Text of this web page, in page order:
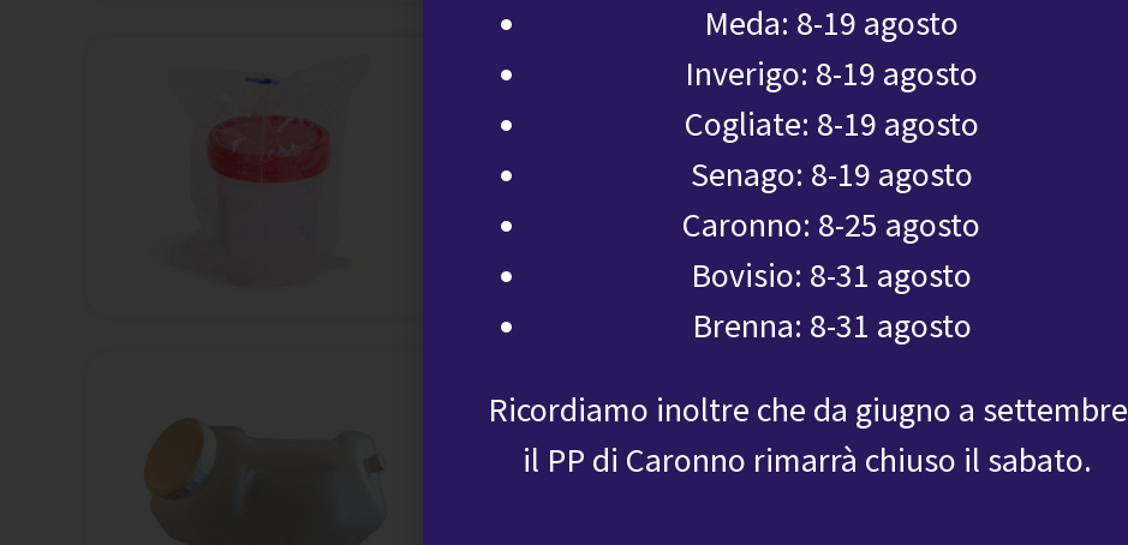
Espettorato: esame
SCOPRI DI PIÙ
SCARICA INFO PDF
Meda: 8-19 agosto
Inverigo: 8-19 agosto
Cogliate: 8-19 agosto
Senago: 8-19 agosto
Caronno: 8-25 agosto
Bovisio: 8-31 agosto
Brenna: 8-31 agosto
Ricordiamo inoltre che da giugno a settembre
il PP di Caronno rimarrà chiuso il sabato.